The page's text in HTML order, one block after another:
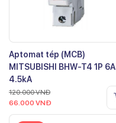
Aptomat tép (MCB)
MITSUBISHI BHW-T4 1P 6A
4.5kA
120.000VNĐ
66.000 VNĐ